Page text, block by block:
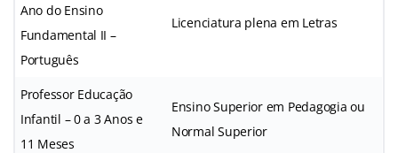
Ano do Ensino
Fundamental II –
Português
Licenciatura plena em Letras
Professor Educação
Infantil – 0 a 3 Anos e
11 Meses
Ensino Superior em Pedagogia ou
Normal Superior